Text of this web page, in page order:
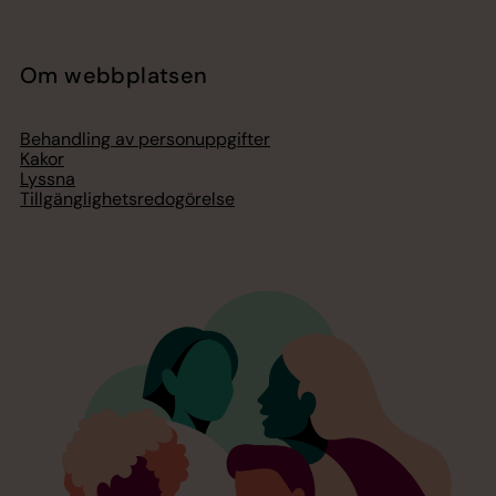
Om webbplatsen
Behandling av personuppgifter
Kakor
Lyssna
Tillgänglighetsredogörelse